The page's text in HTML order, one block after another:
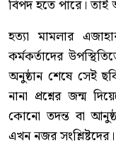
বিপদ হতে পারে।
হত্যা মামলার
কর্মকর্তাদের
অনুষ্ঠান শেষে সেই
নানা প্রশ্নের জন্ম
কোনো তদন্ত বা
এখন নজর সংশ্লিষ্টদের।